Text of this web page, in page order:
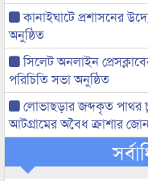
কানাইঘাটে প্রশাসনের
অনুষ্ঠিত
সিলেট অনলাইন
পরিচিতি সভা অনুষ্ঠিত
লোভাছড়ার জব্দকৃত পাথর
আটগ্রামের অবৈধ ক্রাশার